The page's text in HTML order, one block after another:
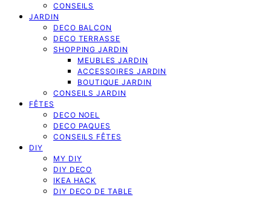
CONSEILS
JARDIN
DECO BALCON
DECO TERRASSE
SHOPPING JARDIN
MEUBLES JARDIN
ACCESSOIRES JARDIN
BOUTIQUE JARDIN
CONSEILS JARDIN
FÊTES
DECO NOEL
DECO PAQUES
CONSEILS FÊTES
DIY
MY DIY
DIY DECO
IKEA HACK
DIY DECO DE TABLE